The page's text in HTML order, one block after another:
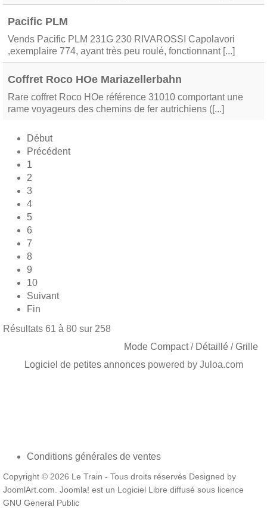
Pacific PLM
Vends Pacific PLM 231G 230 RIVAROSSI Capolavori
,exemplaire 774, ayant très peu roulé, fonctionnant [...]
Coffret Roco HOe Mariazellerbahn
Rare coffret Roco HOe référence 31010 comportant une
rame voyageurs des chemins de fer autrichiens ([...]
Début
Précédent
1
2
3
4
5
6
7
8
9
10
Suivant
Fin
Résultats 61 à 80 sur 258
Mode Compact/ Détaillé /Grille
Logiciel de petites annoncespowered by Juloa.com
Conditions générales de ventes
Copyright © 2026 Le Train - Tous droits réservés Designed by
JoomlArt.com. Joomla! est un Logiciel Libre diffusé sous licence
GNU General Public